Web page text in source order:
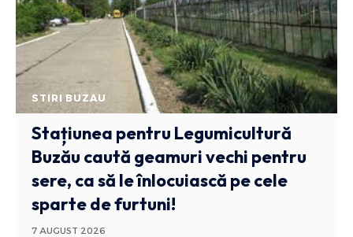
STIRI BUZAU
Stațiunea pentru Legumicultură
Buzău caută geamuri vechi pentru
sere, ca să le înlocuiască pe cele
sparte de furtuni!
7 AUGUST 2026